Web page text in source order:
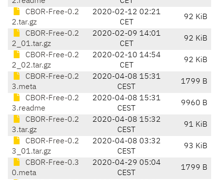
CBOR-Free-0.2
2.tar.gz
2020-02-12 02:21
CET
92 KiB
CBOR-Free-0.2
2_01.tar.gz
2020-02-09 14:01
CET
92 KiB
CBOR-Free-0.2
2_02.tar.gz
2020-02-10 14:54
CET
92 KiB
CBOR-Free-0.2
3.meta
2020-04-08 15:31
CEST
1799 B
CBOR-Free-0.2
3.readme
2020-04-08 15:31
CEST
9960 B
CBOR-Free-0.2
3.tar.gz
2020-04-08 15:32
CEST
91 KiB
CBOR-Free-0.2
3_01.tar.gz
2020-04-08 03:32
CEST
93 KiB
CBOR-Free-0.3
0.meta
2020-04-29 05:04
CEST
1799 B